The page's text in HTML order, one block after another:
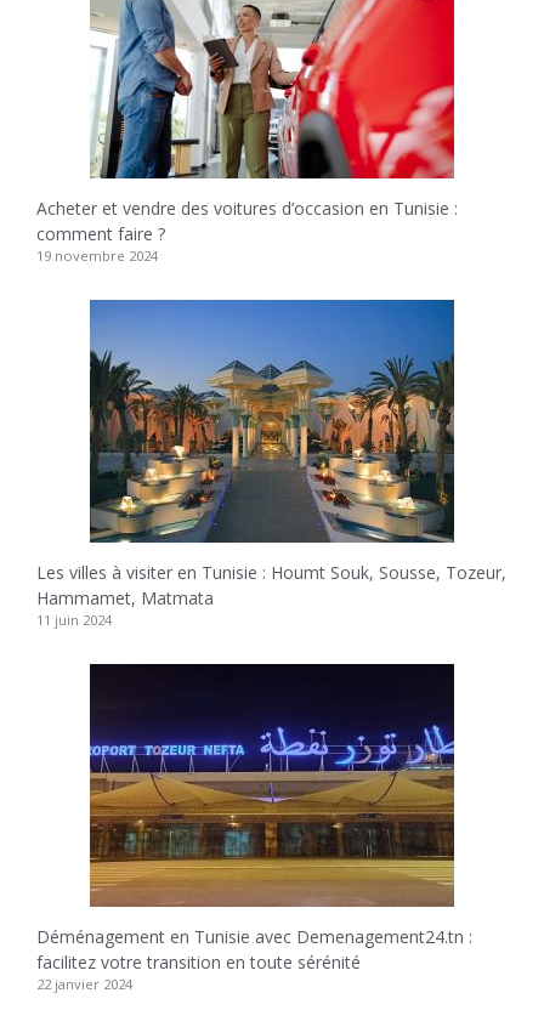
Acheter et vendre des voitures d’occasion en Tunisie :
comment faire ?
19 novembre 2024
Les villes à visiter en Tunisie : Houmt Souk, Sousse, Tozeur,
Hammamet, Matmata
11 juin 2024
Déménagement en Tunisie avec Demenagement24.tn :
facilitez votre transition en toute sérénité
22 janvier 2024